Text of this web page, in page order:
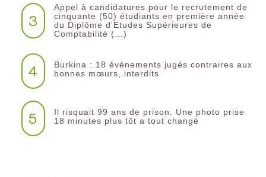
3
Appel à candidatures pour le recrutement de
cinquante (50) étudiants en première année
du Diplôme d’Etudes Supérieures de
Comptabilité (…)
4
Burkina : 18 événements jugés contraires aux
bonnes mœurs, interdits
5
Il risquait 99 ans de prison. Une photo prise
18 minutes plus tôt a tout changé